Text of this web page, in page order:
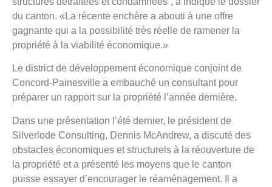
du canton. «La récente enchère a abouti à une offre
gagnante qui a la possibilité très réelle de ramener la
propriété à la viabilité économique.»
Le district de développement économique conjoint de
Concord-Painesville a embauché un consultant pour
préparer un rapport sur la propriété l’année dernière.
Dans une présentation l’été dernier, le président de
Silverlode Consulting, Dennis McAndrew, a discuté des
obstacles économiques et structurels à la réouverture de
la propriété et a présenté les moyens que le canton
puisse essayer d’encourager le réaménagement. Il a